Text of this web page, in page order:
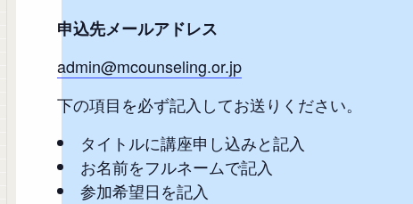
申込先メールアドレス
admin@mcounseling.or.jp
下の項目を必ず記入してお送りください。
タイトルに講座申し込みと記入
お名前をフルネームで記入
参加希望日を記入